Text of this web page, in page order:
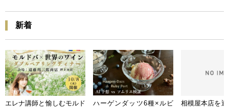
新着
エレナ講師と愉しむモルド
ハーゲンダッツ6種×ルビ
相模屋本店を